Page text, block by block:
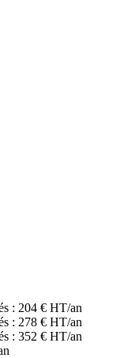
: 204 € HT/an
: 278 € HT/an
: 352 € HT/an